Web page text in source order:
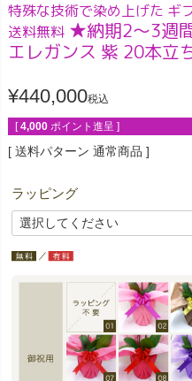
特殊な技術で染め上げた ギ
送料無料 ★納期2～3週
エレガンス 紫 20本立
¥440,000税込
[ 4,000 ポイント進呈 ]
送料パターン 通常商品
ラッピング